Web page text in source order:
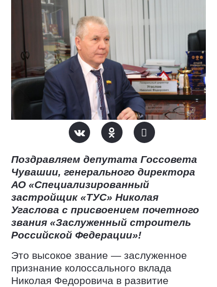
Поздравляем депутата Госсовета
Чувашии, генерального директора
АО «Специализированный
застройщик «ТУС» Николая
Угаслова с присвоением почетного
звания «Заслуженный строитель
Российской Федерации»!
Это высокое звание — заслуженное
признание колоссального вклада
Николая Федоровича в развитие